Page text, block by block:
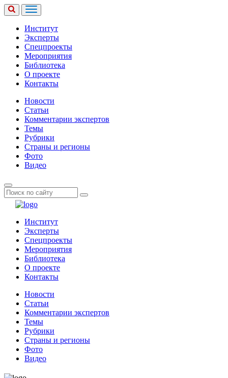
Институт
Эксперты
Спецпроекты
Мероприятия
Библиотека
О проекте
Контакты
Новости
Статьи
Комментарии экспертов
Темы
Рубрики
Страны и регионы
Фото
Видео
Институт
Эксперты
Спецпроекты
Мероприятия
Библиотека
О проекте
Контакты
Новости
Статьи
Комментарии экспертов
Темы
Рубрики
Страны и регионы
Фото
Видео